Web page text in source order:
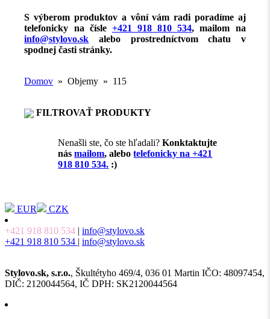
S výberom produktov a vôní vám radi poradíme aj
telefonicky na čísle +421 918 810 534, mailom na
info@stylovo.sk alebo prostredníctvom chatu v
spodnej časti stránky.
Domov » Objemy » 115
FILTROVAŤ PRODUKTY
Nenašli ste, čo ste hľadali?Konktaktujte
násmailom, alebotelefonicky na +421
918 810 534. :)
EUR CZK
+421 918 810 534 | info@stylovo.sk
+421 918 810 534 | info@stylovo.sk
Stylovo.sk, s.r.o., Škultétyho 469/4, 036 01 Martin IČO: 48097454,
DIČ: 2120044564, IČ DPH: SK2120044564